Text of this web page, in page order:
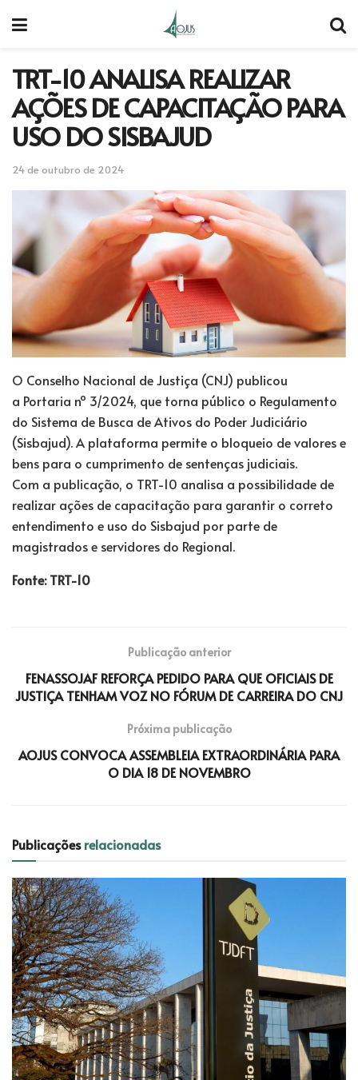
TRT-10 ANALISA REALIZAR
AÇÕES DE CAPACITAÇÃO PARA
USO DO SISBAJUD
24 de outubro de 2024
O Conselho Nacional de Justiça (CNJ) publicou
a Portaria nº 3/2024, que torna público o Regulamento
do Sistema de Busca de Ativos do Poder Judiciário
(Sisbajud). A plataforma permite o bloqueio de valores e
bens para o cumprimento de sentenças judiciais.
Com a publicação, o TRT-10 analisa a possibilidade de
realizar ações de capacitação para garantir o correto
entendimento e uso do Sisbajud por parte de
magistrados e servidores do Regional.
Fonte: TRT-10
Publicação anterior
FENASSOJAF REFORÇA PEDIDO PARA QUE OFICIAIS DE
JUSTIÇA TENHAM VOZ NO FÓRUM DE CARREIRA DO CNJ
Próxima publicação
AOJUS CONVOCA ASSEMBLEIA EXTRAORDINÁRIA PARA
O DIA 18 DE NOVEMBRO
Publicaçõesrelacionadas